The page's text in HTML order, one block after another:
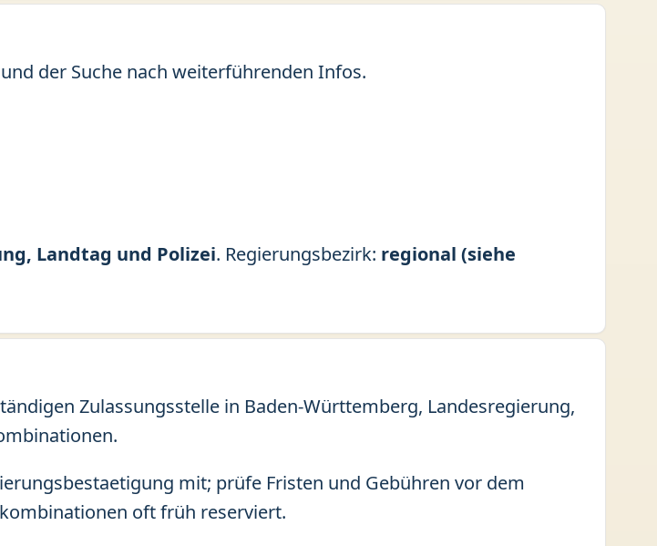
der Suche nach weiterführenden Infos.
Landtag und Polizei. Regierungsbezirk: regional (siehe
Zulassungsstelle in Baden-Württemberg, Landesregierung,
mit; prüfe Fristen und Gebühren vor dem
oft früh reserviert.